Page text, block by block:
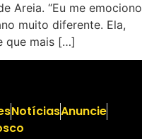
Areia. “Eu me emociono
muito diferente. Ela,
que mais […]
NotíciasAnuncie